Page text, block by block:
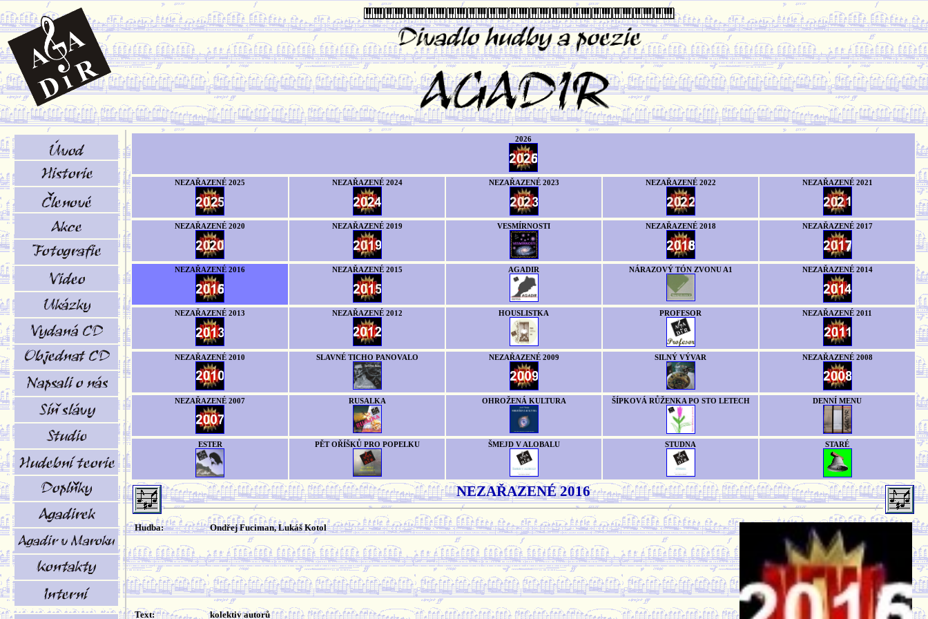
2026
NEZAŘAZENÉ 2025 NEZAŘAZENÉ 2024 NEZAŘAZENÉ 2023 NEZAŘAZENÉ 2022 NEZAŘAZENÉ 2021
NEZAŘAZENÉ 2020 NEZAŘAZENÉ 2019 VESMÍRNOSTI NEZAŘAZENÉ 2018 NEZAŘAZENÉ 2017
NEZAŘAZENÉ 2016 NEZAŘAZENÉ 2015 AGADIR NÁRAZOVÝ TÓN ZVONU A1 NEZAŘAZENÉ 2014
NEZAŘAZENÉ 2013 NEZAŘAZENÉ 2012 HOUSLISTKA PROFESOR NEZAŘAZENÉ 2011
NEZAŘAZENÉ 2010 SLAVNÉ TICHO PANOVALO NEZAŘAZENÉ 2009 SILNÝ VÝVAR NEZAŘAZENÉ 2008
NEZAŘAZENÉ 2007 RUSALKA OHROŽENÁ KULTURA ŠÍPKOVÁ RŮŽENKA PO STO LETECH DENNÍ MENU
ESTER PĚT OŘÍŠKŮ PRO POPELKU ŠMEJD V ALOBALU STUDNA STARÉ
NEZAŘAZENÉ 2016
Hudba: Ondřej Fuciman, Lukáš Kotol
Text: kolektiv autorů